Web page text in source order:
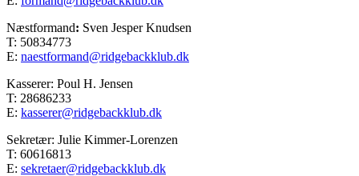
Næstformand: Sven Jesper Knudsen
T: 50834773
E: naestformand@ridgebackklub.dk
Kasserer: Poul H. Jensen
T: 28686233
E: kasserer@ridgebackklub.dk
Sekretær: Julie Kimmer-Lorenzen
T: 60616813
E: sekretaer@ridgebackklub.dk